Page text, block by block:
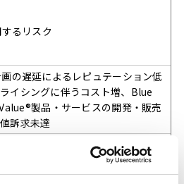
るリスク
の遅延によるレピュテーション低
イシングに伴うコスト増、Blue
製品・サービスの開発・販売
訴求未達
業創出による企業成長とカーボンニ
、GHG排出量削減によるカーボン
抑制